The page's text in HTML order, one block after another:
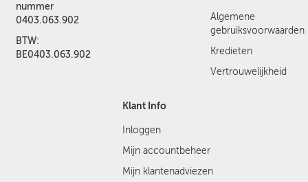
nummer
0403.063.902
BTW:
BE0403.063.902
Algemene
gebruiksvoorwaarden
Kredieten
Vertrouwelijkheid
Klant Info
Inloggen
Mijn accountbeheer
Mijn klantenadviezen